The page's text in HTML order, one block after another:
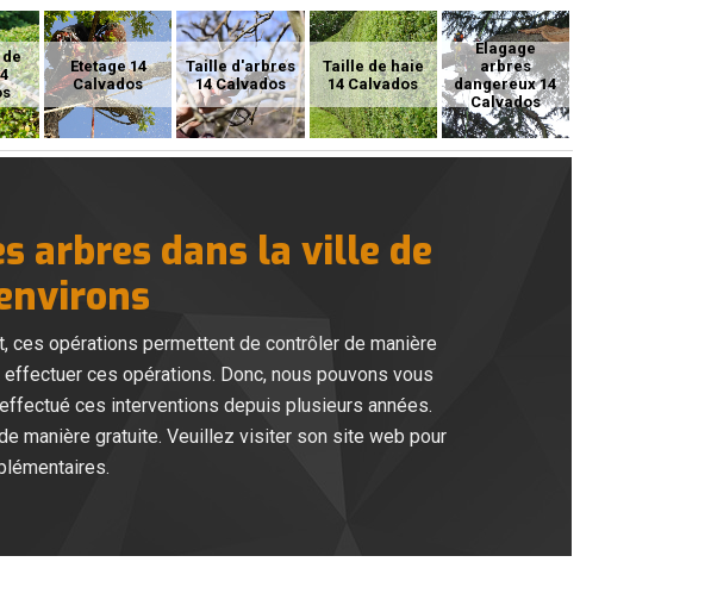
Etetage 14
Calvados
Taille d'arbres
14 Calvados
Taille de haie
14 Calvados
Elagage
arbres
dangereux 14
Calvados
arbres dans la ville de
ces opérations permettent de contrôler de manière
ces opérations. Donc, nous pouvons vous
ces interventions depuis plusieurs années.
manière gratuite. Veuillez visiter son site web pour